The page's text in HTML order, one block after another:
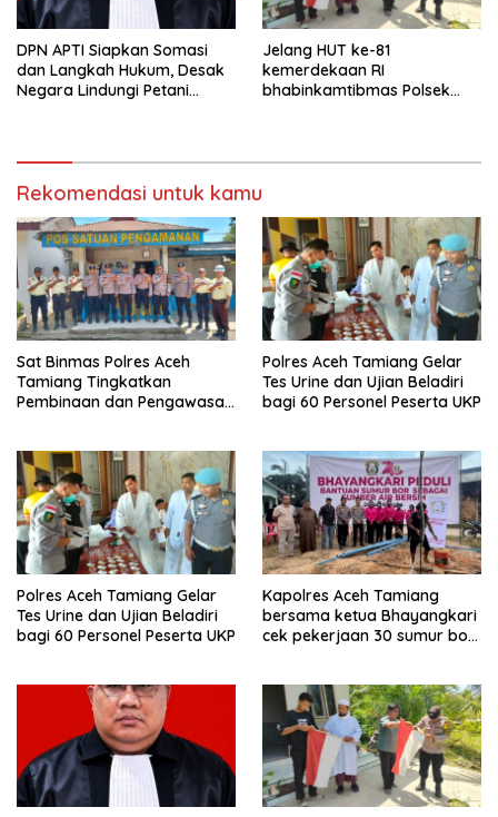
DPN APTI Siapkan Somasi
dan Langkah Hukum, Desak
Negara Lindungi Petani
Jelang HUT ke-81
kemerdekaan RI
bhabinkamtibmas Polsek
Rekomendasi untuk kamu
Sat Binmas Polres Aceh
Tamiang Tingkatkan
Pembinaan dan Pengawasan
Polres Aceh Tamiang Gelar
Tes Urine dan Ujian Beladiri
bagi 60 Personel Peserta UKP
Polres Aceh Tamiang Gelar
Tes Urine dan Ujian Beladiri
bagi 60 Personel Peserta UKP
Kapolres Aceh Tamiang
bersama ketua Bhayangkari
cek pekerjaan 30 sumur bor